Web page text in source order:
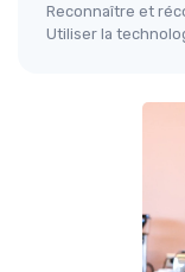
Reconnaître et
Utiliser la